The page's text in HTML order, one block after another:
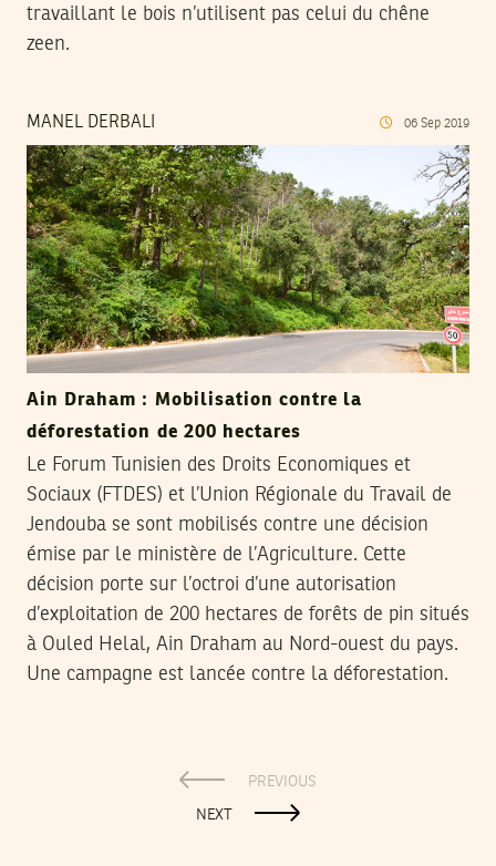
travaillant le bois n’utilisent pas celui du chêne
zeen.
MANEL DERBALI 06 Sep 2019
Ain Draham : Mobilisation contre la
déforestation de 200 hectares
Le Forum Tunisien des Droits Economiques et
Sociaux (FTDES) et l’Union Régionale du Travail de
Jendouba se sont mobilisés contre une décision
émise par le ministère de l’Agriculture. Cette
décision porte sur l’octroi d’une autorisation
d’exploitation de 200 hectares de forêts de pin situés
à Ouled Helal, Ain Draham au Nord-ouest du pays.
Une campagne est lancée contre la déforestation.
PREVIOUS
NEXT